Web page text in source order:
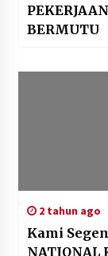
BERMUTU
2 tahun ago
Kami
NATIONAL